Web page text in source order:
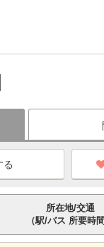
所在地/交通
（駅/バス 所要時間